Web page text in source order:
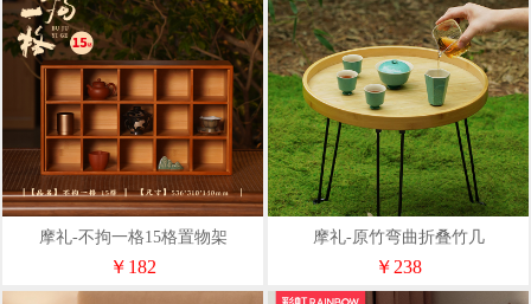
摩礼-不拘一格15格置物架
￥182
摩礼-原竹弯曲折叠竹几
￥238